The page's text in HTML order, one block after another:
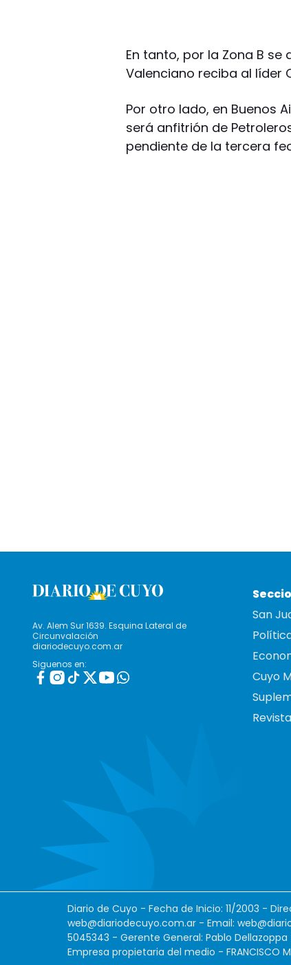
En tanto, por la Zona B
Valenciano reciba al líder
Por otro lado, en Buenos
será anfitrión de
pendiente de la tercera
Av. Alem Sur 1639. Esquina Lateral de
Circunvalación
diariodecuyo.com.ar
Siguenos en:
San
Cuyo
Diario de Cuyo - Fecha de Inicio: 11/2003 -
web@diariodecuyo.com.ar - Email:
5045343 - Gerente General: Pablo
Empresa propietaria del medio - FRANCISCO